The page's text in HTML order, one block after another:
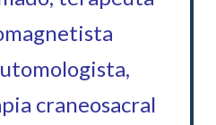
craneosacral